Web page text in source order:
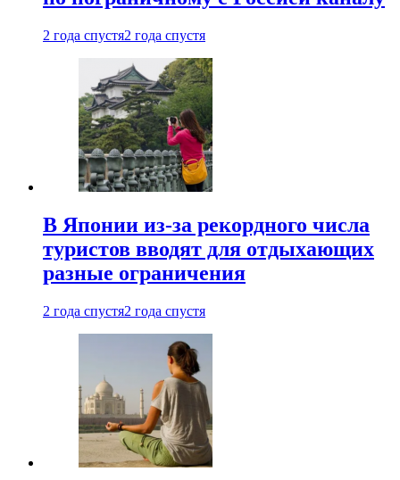
2 года спустя2 года спустя
В Японии из-за рекордного числа
туристов вводят для отдыхающих
разные ограничения
2 года спустя2 года спустя